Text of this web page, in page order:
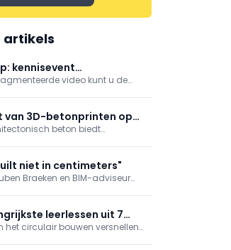
artikels
kennisevent
video kunt u de
van 3D-betonprinten op
beton biedt
van complexe mallen te
quasi direct ...
niet in centimeters"
Braeken en BIM-adviseur
en meer circulaire
project Mosard ...
leerlessen uit 7
rond circulair
het circulair bouwen versnellen?